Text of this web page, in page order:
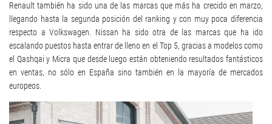
Renault también ha sido una de las marcas que más ha crecido en marzo,
llegando hasta la segunda posición del ranking y con muy poca diferencia
respecto a Volkswagen. Nissan ha sido otra de las marcas que ha ido
escalando puestos hasta entrar de lleno en el Top 5, gracias a modelos como
el Qashqai y Micra que desde luego están obteniendo resultados fantásticos
en ventas, no sólo en España sino también en la mayoría de mercados
europeos.